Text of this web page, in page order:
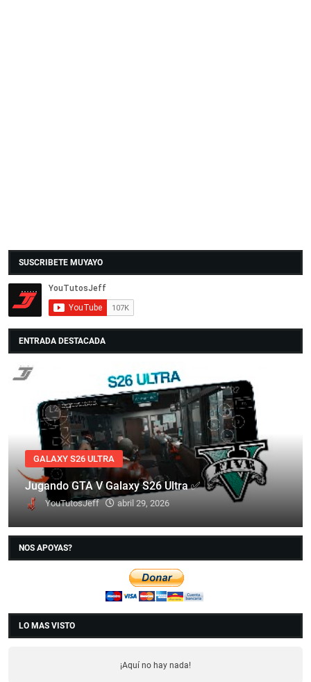
SUSCRIBETE MUYAYO
ENTRADA DESTACADA
GALAXY S26 ULTRA
Jugando GTA V Galaxy S26 Ultra ✅
YouTutosJeff abril 29, 2026
NOS APOYAS?
LO MAS VISTO
¡Aquí no hay nada!